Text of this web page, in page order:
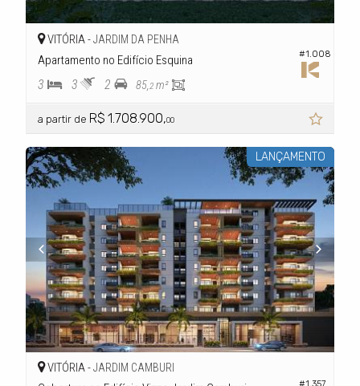
#1.008
VITÓRIA -JARDIM DA PENHA
Apartamento no Edifício Esquina
3 3 2 85,2 m²
a partir de R$ 1.708.900,00
LANÇAMENTO
#1.357
VITÓRIA -JARDIM CAMBURI